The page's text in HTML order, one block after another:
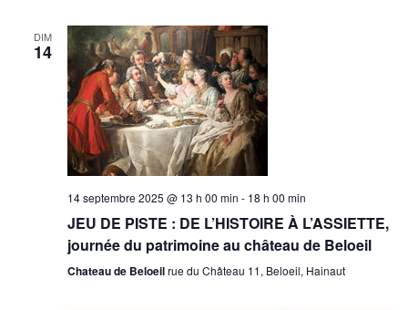
DIM
14
14 septembre 2025 @ 13 h 00 min - 18 h 00 min
JEU DE PISTE : DE L’HISTOIRE À L’ASSIETTE,
journée du patrimoine au château de Beloeil
Chateau de Beloeilrue du Château 11, Beloeil, Hainaut